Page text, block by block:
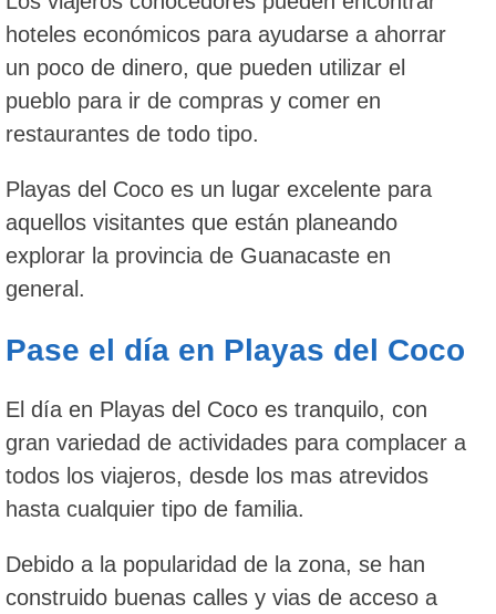
hoteles económicos para ayudarse a ahorrar
un poco de dinero, que pueden utilizar el
pueblo para ir de compras y comer en
restaurantes de todo tipo.
Playas del Coco es un lugar excelente para
aquellos visitantes que están planeando
explorar la provincia de Guanacaste en
general.
Pase el día en Playas del Coco
El día en Playas del Coco es tranquilo, con
gran variedad de actividades para complacer a
todos los viajeros, desde los mas atrevidos
hasta cualquier tipo de familia.
Debido a la popularidad de la zona, se han
construido buenas calles y vias de acceso a